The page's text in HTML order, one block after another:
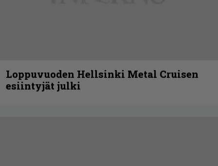
Loppuvuoden Hellsinki Metal Cruisen
esiintyjät julki